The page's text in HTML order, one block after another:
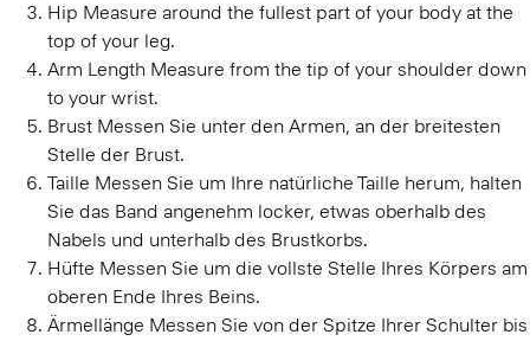
Hip Measure around the fullest part of your body at the
top of your leg.
Arm Length Measure from the tip of your shoulder down
to your wrist.
Brust Messen Sie unter den Armen, an der breitesten
Stelle der Brust.
Taille Messen Sie um Ihre natürliche Taille herum, halten
Sie das Band angenehm locker, etwas oberhalb des
Nabels und unterhalb des Brustkorbs.
Hüfte Messen Sie um die vollste Stelle Ihres Körpers am
oberen Ende Ihres Beins.
Ärmellänge Messen Sie von der Spitze Ihrer Schulter bis